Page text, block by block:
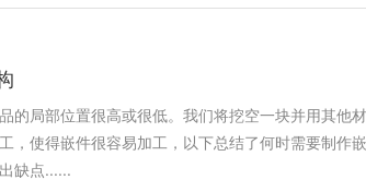
的局部位置很高或很低。我们将挖空一块并用其他
，使得嵌件很容易加工，以下总结了何时需要制作
缺点......